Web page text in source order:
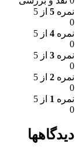
نمره 5 از 5
0
نمره 4 از 5
0
نمره 3 از 5
0
نمره 2 از 5
0
نمره 1 از 5
0
دیدگاهها